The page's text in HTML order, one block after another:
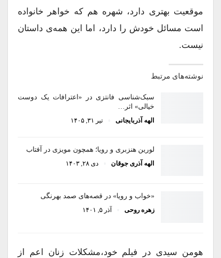
موقعیت بهتری دارد، شهره هم که خواهر خانواده
است مسائل خودش را دارد، اما این همه‌ی داستان
نیست.
نوشته‌های مرتبط
سبک‌شناسی فانتزی در «اعترافات یک دوست
خیالی» اثر…
الهه آذربایجانی
تیر ۳۱, ۱۴۰۵
لورین هنزبری و رویا؛ همچون مویزی در آفتاب
الهه آذری جوقان
دی ۲۸, ۱۴۰۳
«خواب و رویا» در قصه‌های صمد بهرنگی
زهره روحی
آذر ۵, ۱۴۰۱
هومن سیدی در فیلم خود،مشکلات زنان اعم از